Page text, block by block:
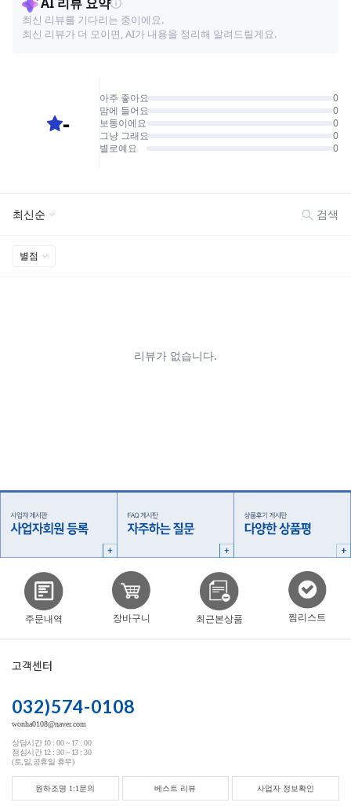
주문내역 장바구니 최근본상품 찜리스트
고객센터
032)574-0108
wonha0108@naver.com
상담시간 10 : 00 ~ 17 : 00
점심시간 12 : 30 ~ 13 : 30
(토,일,공휴일 휴무)
원하조명 1:1문의 베스트 리뷰 사업자 정보확인